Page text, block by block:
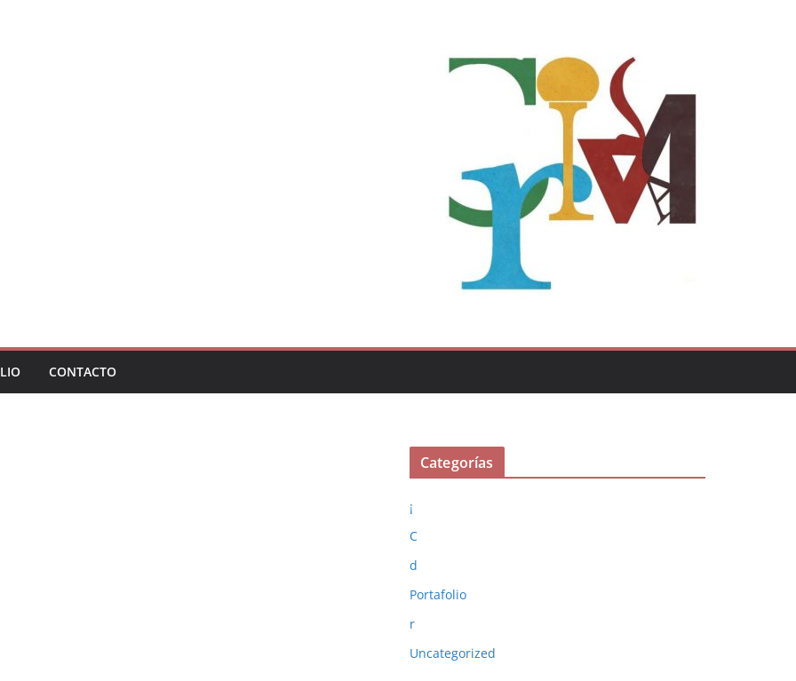
CONTACTO
Categorías
¡
C
d
Portafolio
r
Uncategorized